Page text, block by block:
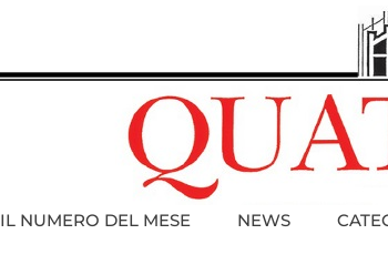
IL NUMERO DEL MESE NEWS